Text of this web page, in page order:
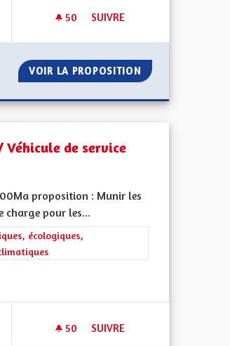
50 50 ABONNÉS
SUIVRE
VOIR LA PROPOSITION RESTAURANT
et climatiques
Véhicule de service
proposition : Munir les
charge pour les...
catégorie : Les transitions énergétiques,
écologiques,
50 50 ABONNÉS
SUIVRE